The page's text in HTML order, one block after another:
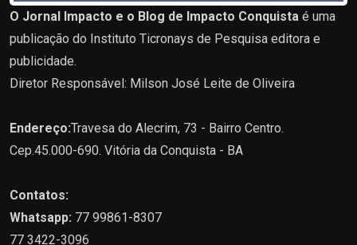
O Jornal Impacto e o Blog de Impacto Conquista é uma
publicação do Instituto Ticronays de Pesquisa editora e
publicidade.
Diretor Responsável: Milson José Leite de Oliveira
Endereço:Travesa do Alecrim, 73 - Bairro Centro.
Cep.45.000-690. Vitória da Conquista - BA
Contatos:
Whatsapp: 77 99861-8307
77 3422-3096